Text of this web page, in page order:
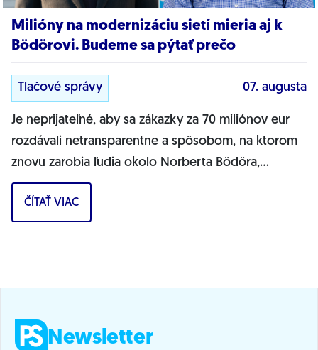
Milióny na modernizáciu sietí mieria aj k
Bödörovi. Budeme sa pýtať prečo
Tlačové správy 07. augusta
Je neprijateľné, aby sa zákazky za 70 miliónov eur
rozdávali netransparentne a spôsobom, na ktorom
znovu zarobia ľudia okolo Norberta Bödöra,
povedal podpredseda Progresívneho Slovenska a...
ČÍTAŤ VIAC
Newsletter